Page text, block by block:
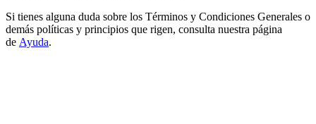
Si tienes alguna duda sobre los Términos y Condiciones Generales o
demás políticas y principios que rigen, consulta nuestra página
de Ayuda.